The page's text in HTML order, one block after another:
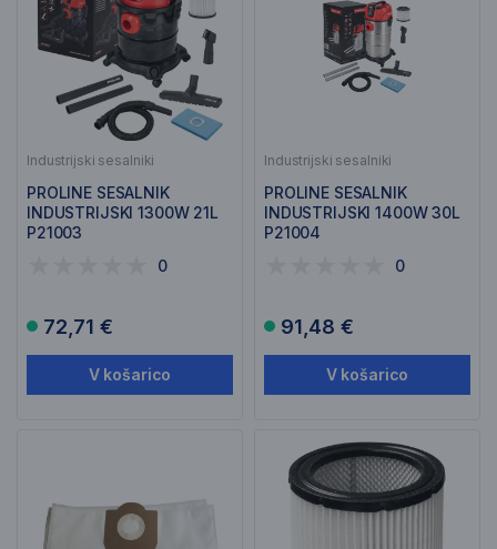
Industrijski sesalniki
PROLINE SESALNIK
INDUSTRIJSKI 1300W 21L
P21003
0
72,71 €
V košarico
Industrijski sesalniki
PROLINE SESALNIK
INDUSTRIJSKI 1400W 30L
P21004
0
91,48 €
V košarico